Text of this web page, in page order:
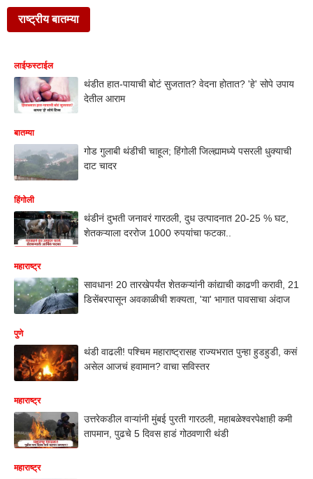
राष्ट्रीय बातम्या
लाईफस्टाईल
थंडीत हात-पायाची बोटं सुजतात? वेदना होतात? 'हे' सोपे उपाय
देतील आराम
बातम्या
गोड गुलाबी थंडीची चाहूल; हिंगोली जिल्ह्यामध्ये पसरली धुक्याची
दाट चादर
हिंगोली
थंडीनं दुभती जनावरं गारठली, दुध उत्पादनात 20-25 % घट,
शेतकऱ्याला दररोज 1000 रुपयांचा फटका..
महाराष्ट्र
सावधान! 20 तारखेपर्यंत शेतकऱ्यांनी कांद्याची काढणी करावी, 21
डिसेंबरपासून अवकाळीची शक्यता, 'या' भागात पावसाचा अंदाज
पुणे
थंडी वाढली! पश्चिम महाराष्ट्रासह राज्यभरात पुन्हा हुडहुडी, कसं
असेल आजचं हवामान? वाचा सविस्तर
महाराष्ट्र
उत्तरेकडील वाऱ्यांनी मुंबई पुरती गारठली, महाबळेश्वरपेक्षाही कमी
तापमान, पुढचे 5 दिवस हाडं गोठवणारी थंडी
महाराष्ट्र